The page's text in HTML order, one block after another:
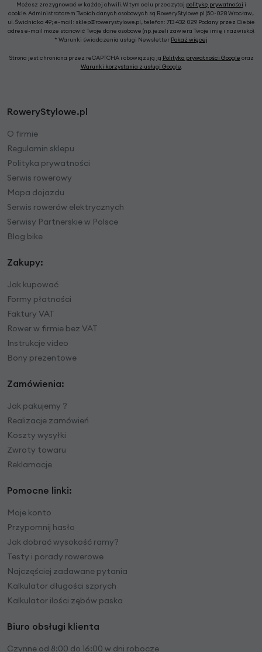
Możesz zrezygnować w każdej chwili. W tym celu przeczytaj politykę prywatności i
cookie. Administratorem Twoich danych osobowych są RoweryStylowe.pl (50-028 Wrocław,
ul. Świdnicka 49; e-mail: sklep@rowerystylowe.pl, telefon: 713 432 029. Podany przez Ciebie
adres e-mail może stanowić Twoje dane osobowe (np. jeżeli zawiera Twoje imię i nazwisko).
* Warunki świadczenia usługi Newsletter Pokaż więcej
Strona jest chroniona przez reCAPTCHA i obowiązują ją Polityka prywatności Google oraz
Warunki korzystania z usługi Google.
RoweryStylowe.pl
O firmie
Regulamin sklepu
Polityka prywatności
Serwis rowerowy
Mapa dojazdu
Serwis rowerów elektrycznych
Serwisy Partnerskie w Polsce
Blog bike
Zakupy:
Jak kupować
Formy płatności
Faktury VAT
Rower w firmie bez VAT
Instrukcje video
Bony prezentowe
Zamówienia:
Jak pakujemy ?
Realizacje zamówień
Koszty wysyłki
Zwroty towaru
Reklamacje
Pomocne linki:
Moje konto
Przypomnij hasło
Jak dobrać wysokość ramy?
Testy i porady rowerowe
Najczęściej zadawane pytania
Kalkulator długości szprych
Kalkulator ilości zębów paska
Biuro obsługi klienta
Czynne od 8:00 do 16:00 w dni robocze